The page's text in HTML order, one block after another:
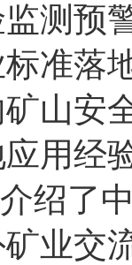
测预
准落
山安
用经
绍了
业交